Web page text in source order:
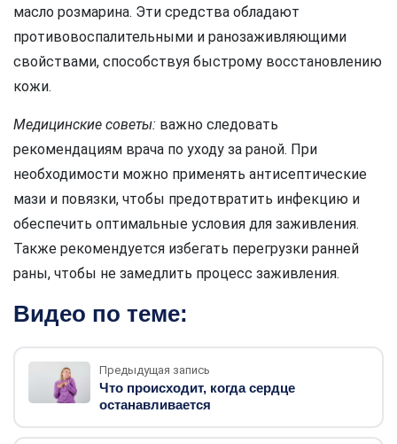
масло розмарина. Эти средства обладают
противовоспалительными и ранозаживляющими
свойствами, способствуя быстрому восстановлению
кожи.
Медицинские советы: важно следовать
рекомендациям врача по уходу за раной. При
необходимости можно применять антисептические
мази и повязки, чтобы предотвратить инфекцию и
обеспечить оптимальные условия для заживления.
Также рекомендуется избегать перегрузки ранней
раны, чтобы не замедлить процесс заживления.
Видео по теме:
Предыдущая запись
Что происходит, когда сердце
останавливается